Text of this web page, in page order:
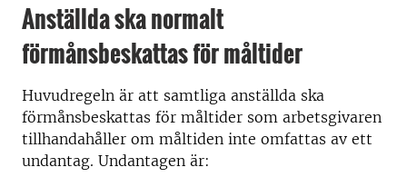
Anställda ska normalt
förmånsbeskattas för måltider
Huvudregeln är att samtliga anställda ska
förmånsbeskattas för måltider som arbetsgivaren
tillhandahåller om måltiden inte omfattas av ett
undantag. Undantagen är: